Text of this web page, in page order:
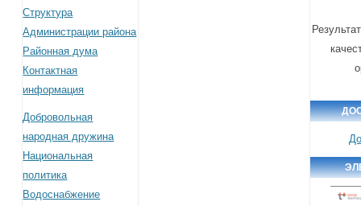
Структура
Администрации района
Районная дума
Контактная
информация
Добровольная
народная дружина
Национальная
политика
Водоснабжение